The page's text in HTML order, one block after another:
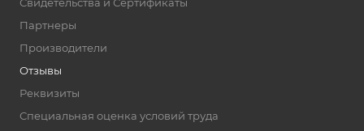
Партнеры
Производители
Отзывы
Реквизиты
Специальная оценка условий труда